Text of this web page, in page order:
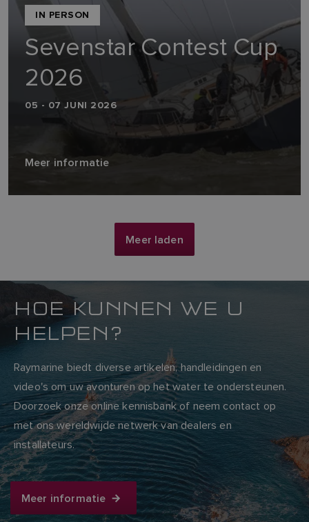
IN PERSON
05 - 07 JUNI 2026
Sevenstar Contest Cup
2026
Meer informatie
Meer laden
HOE KUNNEN WE U
HELPEN?
Raymarine biedt diverse artikelen, handleidingen en
video's om uw avonturen op het water te ondersteunen.
Doorzoek onze online kennisbank of neem contact op
met ons wereldwijde netwerk van dealers en
installateurs.
Meer informatie